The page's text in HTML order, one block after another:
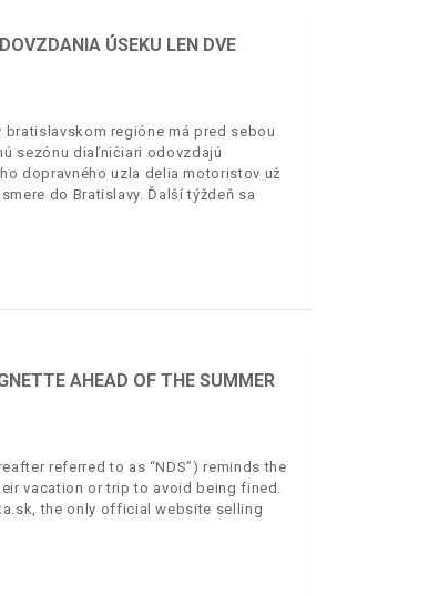
ÚSEKU LEN DVE
regióne má pred sebou
sezónu diaľničiari odovzdajú
dopravného uzla delia motoristov už
do Bratislavy. Ďalší týždeň sa
AHEAD OF THE SUMMER
referred to as “NDS”) reminds the
vacation or trip to avoid being fined.
the only official website selling